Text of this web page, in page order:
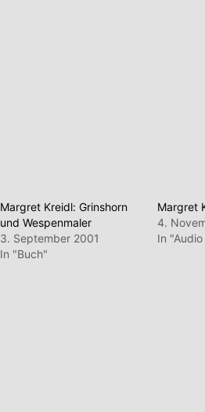
Margret Kreidl: Grinshorn
und Wespenmaler
3. September 2001
In "Buch"
Margret
4.
In "Audio